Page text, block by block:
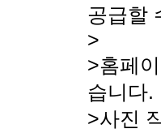
공급할
>
>홈페
습니다.
>사진